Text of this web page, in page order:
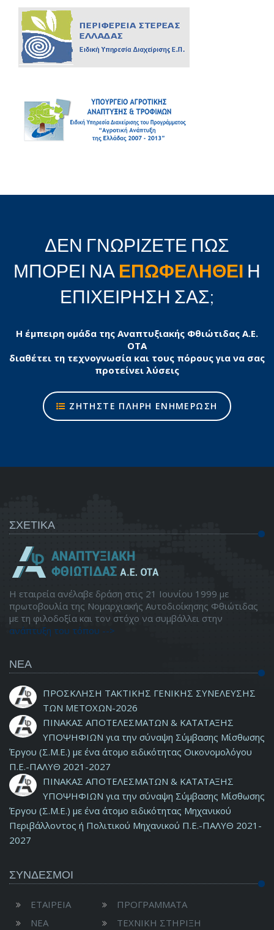
ΔΕΝ ΓΝΩΡΙΖΕΤΕ ΠΩΣ
ΜΠΟΡΕΙ ΝΑ ΕΠΩΦΕΛΗΘΕΙ Η
ΕΠΙΧΕΙΡΗΣΗ ΣΑΣ;
Η έμπειρη ομάδα της Αναπτυξιακής Φθιώτιδας Α.Ε.
ΟΤΑ
διαθέτει τη τεχνογνωσία και τους πόρους για να σας
προτείνει λύσεις
ΖΗΤΗΣΤΕ ΠΛΗΡΗ ΕΝΗΜΕΡΩΣΗ
ΣΧΕΤΙΚΑ
Η εταιρεία ανέλαβε δράση στις 21 Ιουνίου 1999 με
πρωτοβουλία της Νομαρχιακής Αυτοδιοίκησης Φθιώτιδας
με τη φιλοδοξία και τον στόχο να συμβάλλει στην
ανάπτυξη του τόπου -->
ΝΕΑ
ΠΡΟΣΚΛΗΣΗ ΤΑΚΤΙΚΗΣ ΓΕΝΙΚΗΣ ΣΥΝΕΛΕΥΣΗΣ
ΤΩΝ ΜΕΤΟΧΩΝ-2026
ΠΙΝΑΚΑΣ ΑΠΟΤΕΛΕΣΜΑΤΩΝ & ΚΑΤΑΤΑΞΗΣ
ΥΠΟΨΗΦΙΩΝ για την σύναψη Σύμβασης Μίσθωσης
Έργου (Σ.Μ.Ε.) με ένα άτομο ειδικότητας Οικονομολόγου
Π.Ε.-ΠΑΛΥΘ 2021-2027
ΠΙΝΑΚΑΣ ΑΠΟΤΕΛΕΣΜΑΤΩΝ & ΚΑΤΑΤΑΞΗΣ
ΥΠΟΨΗΦΙΩΝ για την σύναψη Σύμβασης Μίσθωσης
Έργου (Σ.Μ.Ε.) με ένα άτομο ειδικότητας Μηχανικού
Περιβάλλοντος ή Πολιτικού Μηχανικού Π.Ε.-ΠΑΛΥΘ 2021-
2027
ΣΥΝΔΕΣΜΟΙ
ΕΤΑΙΡΕΙΑ
ΝΕΑ
ΠΡΟΓΡΑΜΜΑΤΑ
ΤΕΧΝΙΚΗ ΣΤΗΡΙΞΗ